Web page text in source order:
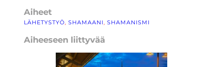
Aiheet
LÄHETYSTYÖ, SHAMAANI, SHAMANISMI
Aiheeseen liittyvää